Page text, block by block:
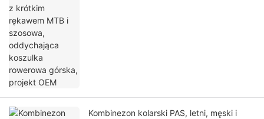
Kombinezon kolarski PAS, letni, męski i